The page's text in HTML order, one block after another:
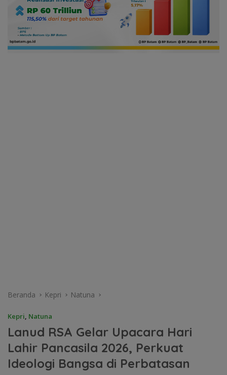
Beranda Kepri Natuna
Kepri, Natuna
Lanud RSA Gelar Upacara Hari
Lahir Pancasila 2026, Perkuat
Ideologi Bangsa di Perbatasan